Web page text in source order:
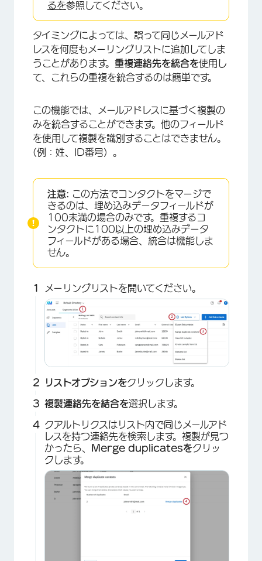
×
るを参照してください。
タイミングによっては、誤って同じメールアド
レスを何度もメーリングリストに追加してしま
うことがあります。 重複連絡先を統合を使用し
て、これらの重複を統合するのは簡単です。
この機能では、メールアドレスに基づく複製の
みを統合することができます。他のフィールド
を使用して複製を識別することはできません。
(例：姓、ID番号）。
注意: この方法でコンタクトをマージで
きるのは、埋め込みデータフィールドが
100未満の場合のみです。重複するコ
ンタクトに100以上の埋め込みデータ
フィールドがある場合、統合は機能しま
せん。
メーリングリストを開いてください。
リストオプションをクリックします。
複製連絡先を結合を選択します。
クアルトリクスはリスト内で同じメールアド
レスを持つ連絡先を検索します。複製が見つ
かったら、
Merge duplicatesをクリッ
クします。